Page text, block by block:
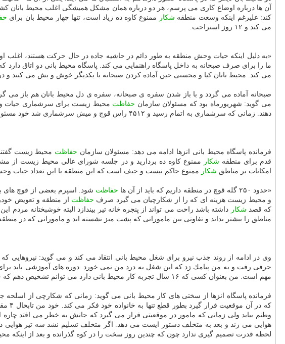
آن ها درباره اوضاع كاری می پرسم، هر دو درباره همان مشكل همیشگی اغلب محیط بانان
كند: علیرغم اینكه وسعت منطقه شكار ممنوع كاوه ده زیاد است، تنها چهار محیط بان برای
می كند و ۱۲ روز استراحت.
«به دلیل اینكه حیات وحش منطقه به طور دائم در حاشیه جاده در حال حركت هستند،
ما را برای صرف صبحانه به داخل پاسگاه راهنمایی می كند. پاسگاه محیط بانی دو اتاق
می كند. محیط بانان كیا و محسنی حین آماده كردن صبحانه با یكدیگر خوش و بش می كنند و
صبحانه آماده می گردد و با باز شدن سفره ی صبحانه، سفره ی دل محیط بانان هم باز می
می گوید: شهریورماه بود كه مسئولان سازمان حفاظت محیط زیست برای سرشماری حیات
دهند. زمانی كه سرشماری به اتمام رسید و ۴۵۱۲ راس قوچ و میش سرشماری شد خود مسئولان از تعداد زیاد حیات وحش در منطقه تعجب كرده بودند.
فرمانده پاسگاه محیط بانی انزها ادامه می دهد: مسئولان سازمان حفاظت محیط زیست
قدم برای منطقه شكار ممنوع كاوه ده بردارید و در جلسه شورای عالی محیط زیست از
امكانات بر مناطق شكار ممنوع حاكم نیست و حیف است كه این منطقه با این تعداد حیات
«حدود ۲۵۰ گله قوچ در منطقه داریم كه باید از آن ها حفاظت
و محیط زیست هزینه ای كه را از شكارچیان می گیرد صرف حفاظت از منطقه و تعویض
كه قصد شكار داشته باشد راحت می تواند از پنجره خانه تیر بیندازد البته خوشبختانه
مناطق را بیشتر بداند و تفاوتی بین مامورانی كه پشت میز نشسته اند و مامورانی كه در
وی در ادامه از روند جذب نیرو برای شغل محیط بانی انتقاد می كند و می گوید:
حرفی رفت و به من پیامك زد كه این شغل به درد من نمی خورد. دوره های آموزشی باید
مهم است. من بعنوان كسی كه ۱۶ سال تجربه كار محیط بانی دارد می توانم تشخیص دهم كه چه كسی به درد كار محیط بانی می خورد.
فرمانده پاسگاه انزها از سختی های كار محیط بانی می گوید: زمانی كه شكارچی از
كه
وطنم بیاید ولی زمانی كه مامور در موقعیتی قرار می گیرد كه جانش به خطر می افتد چاره
هوایی می زند و بعد به متخلف دستور ایست می دهد. اگر متخلف تسلیم نشد سه تیر هوایی
لحظه قدرت تصمیم گیری ندارد چون كه چندین روز سخت را در كوه گذرانده و بعد از اینكه